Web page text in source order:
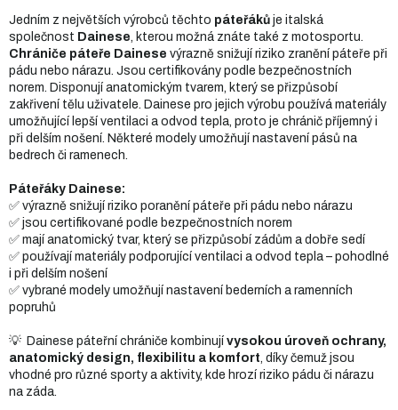
Jedním z největších výrobců těchto páteřáků je italská
společnost Dainese, kterou možná znáte také z motosportu.
Chrániče páteře Dainese výrazně snižují riziko zranění páteře při
pádu nebo nárazu. Jsou certifikovány podle bezpečnostních
norem. Disponují anatomickým tvarem, který se přizpůsobí
zakřivení tělu uživatele. Dainese pro jejich výrobu používá materiály
umožňující lepší ventilaci a odvod tepla, proto je chránič příjemný i
při delším nošení. Některé modely umožňují nastavení pásů na
bedrech či ramenech.
Páteřáky Dainese:
✅ výrazně snižují riziko poranění páteře při pádu nebo nárazu
✅ jsou certifikované podle bezpečnostních norem
✅ mají anatomický tvar, který se přizpůsobí zádům a dobře sedí
✅ používají materiály podporující ventilaci a odvod tepla – pohodlné
i při delším nošení
✅ vybrané modely umožňují nastavení bederních a ramenních
popruhů
💡 Dainese páteřní chrániče kombinují vysokou úroveň ochrany,
anatomický design, flexibilitu a komfort, díky čemuž jsou
vhodné pro různé sporty a aktivity, kde hrozí riziko pádu či nárazu
na záda.